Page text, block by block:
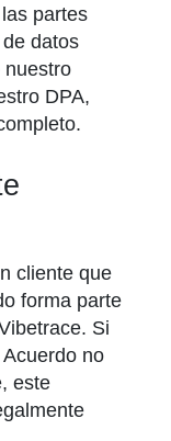
partes
datos
nuestro
DPA,
cliente que
forma parte
Si
no
este